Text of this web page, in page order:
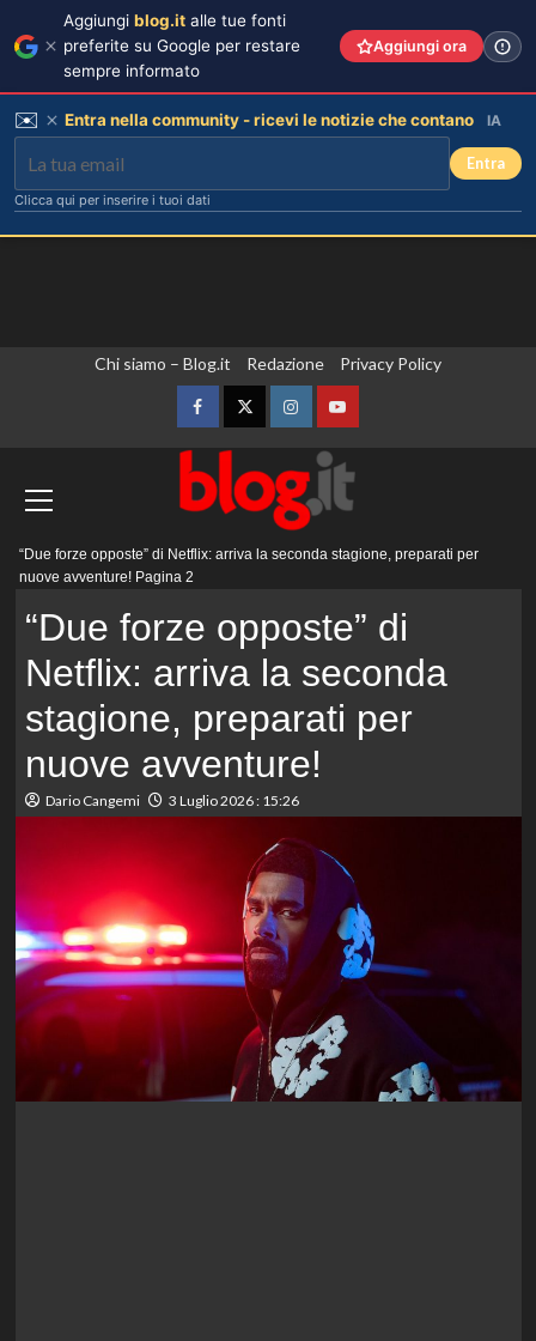
Chi siamo – Blog.it Redazione Privacy Policy
FacebookTwitterInstagramYouTube
principale
“Due forze opposte” di Netflix: arriva la seconda stagione, preparati per
nuove avventure! Pagina 2
“Due forze opposte” di
Netflix: arriva la seconda
stagione, preparati per
nuove avventure!
Dario Cangemi 3 Luglio 2026 : 15:26
Aggiungi blog.it alle tue fonti
preferite su Google per restare
sempre informato
Aggiungi ora
✉️ Entra nella community - ricevi le notizie che contano IA
Entra
Clicca qui per inserire i tuoi dati